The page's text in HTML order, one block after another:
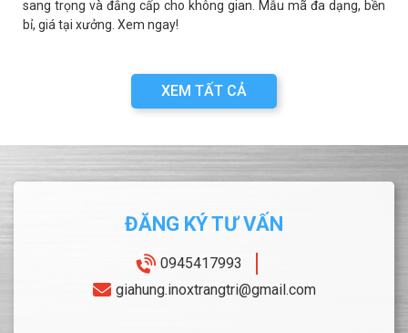
sang trọng và đẳng cấp cho không gian. Mẫu mã đa dạng, bền
bỉ, giá tại xưởng. Xem ngay!
XEM TẤT CẢ
ĐĂNG KÝ TƯ VẤN
0945417993
giahung.inoxtrangtri@gmail.com